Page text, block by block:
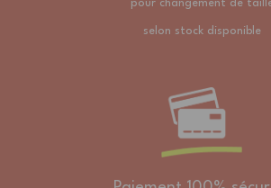
pour changement de
selon stock disponible